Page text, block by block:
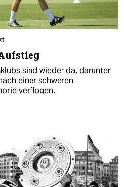
sind wieder da, darunter
einer schweren
verflogen.